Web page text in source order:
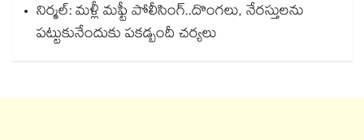
నిర్మల్: మళ్లీ మఫ్టీ పోలీసింగ్..దొంగలు, నేరస్తులను
పట్టుకునేందుకు పకడ్బందీ చర్యలు